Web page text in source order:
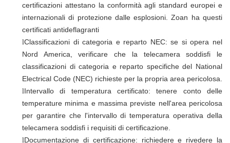
certificazioni attestano la conformità agli standard europei e
internazionali di protezione dalle esplosioni.
Zoan ha questi
certificati antideflagranti
lClassificazioni di categoria e reparto NEC: se si opera nel
Nord America, verificare che la telecamera soddisfi le
classificazioni di categoria e reparto specifiche del National
Electrical Code (NEC) richieste per la propria area pericolosa.
lIntervallo di temperatura certificato: tenere conto delle
temperature minima e massima previste nell'area pericolosa
per garantire che l'intervallo di temperatura operativa della
telecamera soddisfi i requisiti di certificazione.
lDocumentazione di certificazione: richiedere e rivedere la